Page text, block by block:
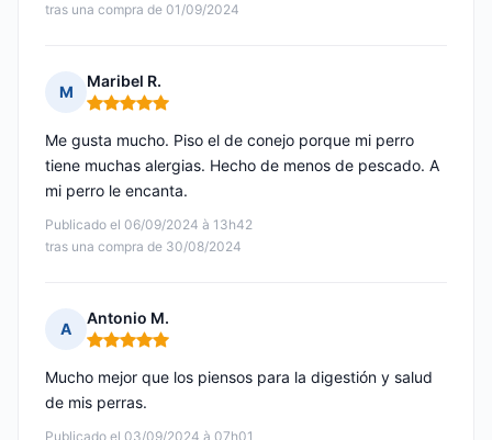
tras una compra de 01/09/2024
M
Maribel R.
Nota: 5 de 5
Publicado el 06/09/2024 à 13h42
tras una compra de 30/08/2024
Me gusta mucho. Piso el de conejo porque mi perro
tiene muchas alergias. Hecho de menos de pescado. A
mi perro le encanta.
A
Antonio M.
Nota: 5 de 5
Publicado el 03/09/2024 à 07h01
Mucho mejor que los piensos para la digestión y salud
de mis perras.